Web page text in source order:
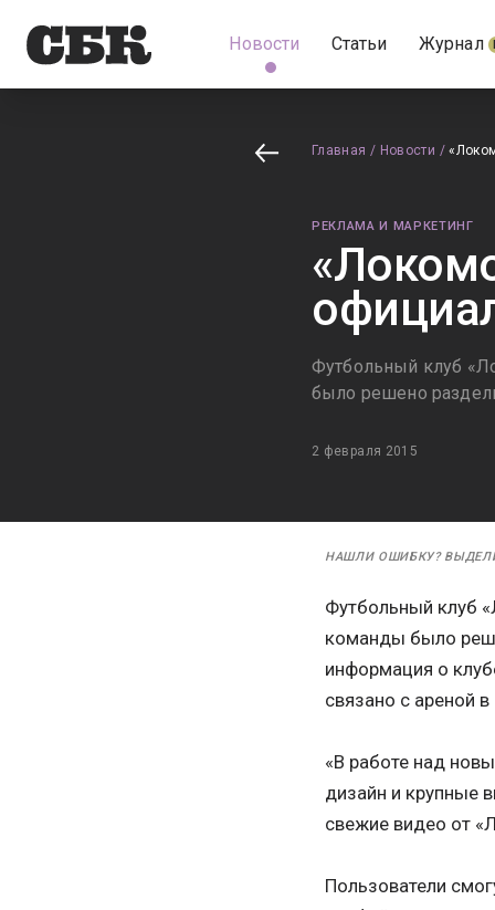
Новости Статьи Журнал
Главная / Новости /
РЕКЛАМА И МАРКЕТИНГ
Футбольный клуб
было решено
2 февраля 2015
НАШЛИ ОШИБКУ?
Футбольный клуб
команды было
информация о
связано с ареной
«В работе над
дизайн и крупные
свежие видео от
Пользователи